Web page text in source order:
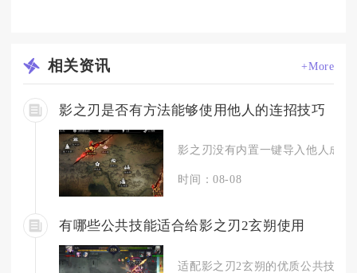
相关资讯 +More
影之刃是否有方法能够使用他人的连招技巧
影之刃没有内置一键导入他人成
时间：08-08
有哪些公共技能适合给影之刃2玄朔使用
适配影之刃2玄朔的优质公共技能